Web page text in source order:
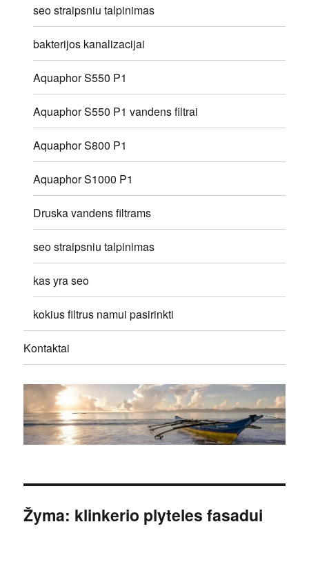
seo straipsniu talpinimas
bakterijos kanalizacijai
Aquaphor S550 P1
Aquaphor S550 P1 vandens filtrai
Aquaphor S800 P1
Aquaphor S1000 P1
Druska vandens filtrams
seo straipsniu talpinimas
kas yra seo
kokius filtrus namui pasirinkti
Kontaktai
Žyma: klinkerio plyteles fasadui